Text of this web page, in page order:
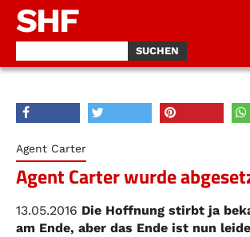
SHF
Agent Carter
Agent Carter wurde
13.05.2016 Die Hoffnung stirbt ja
am Ende, aber das Ende ist nun